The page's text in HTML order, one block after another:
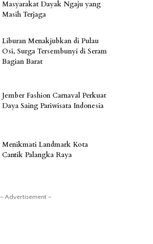
Masyarakat Dayak Ngaju yang
Masih Terjaga
Liburan Menakjubkan di Pulau
Osi, Surga Tersembunyi di Seram
Bagian Barat
Jember Fashion Carnaval Perkuat
Daya Saing Pariwisata Indonesia
Menikmati Landmark Kota
Cantik Palangka Raya
– Advertisement –